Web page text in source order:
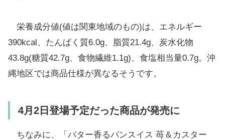
栄養成分値(値は関東地域のもの)は、エネルギー
390kcal、たんぱく質6.0g、脂質21.4g、炭水化物
43.8g(糖質42.7g、食物繊維1.1g)、食塩相当量0.7g。沖
縄地区では商品仕様が異なるそうです。
4月2日登場予定だった商品が発売に
ちなみに、「バター香るパンスイス 苺＆カスター